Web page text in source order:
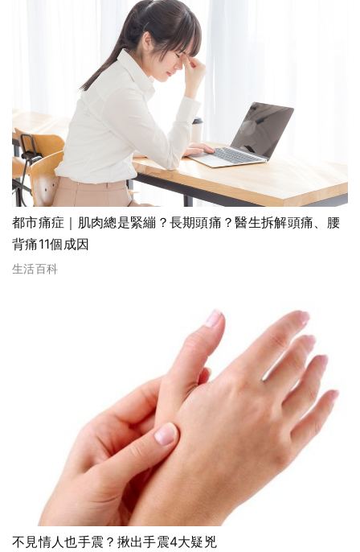
都市痛症｜肌肉總是緊繃？長期頭痛？醫生拆解頭痛、腰
背痛11個成因
生活百科
不見情人也手震？揪出手震4大疑兇